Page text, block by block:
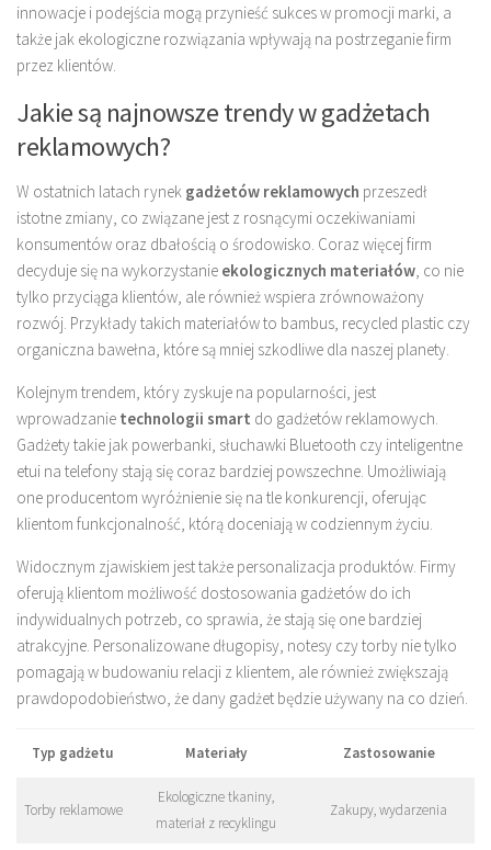
innowacje i podejścia mogą przynieść sukces w promocji marki, a
także jak ekologiczne rozwiązania wpływają na postrzeganie firm
przez klientów.
Jakie są najnowsze trendy w gadżetach
reklamowych?
W ostatnich latach rynek gadżetów reklamowych przeszedł
istotne zmiany, co związane jest z rosnącymi oczekiwaniami
konsumentów oraz dbałością o środowisko. Coraz więcej firm
decyduje się na wykorzystanie ekologicznych materiałów , co nie
tylko przyciąga klientów, ale również wspiera zrównoważony
rozwój. Przykłady takich materiałów to bambus, recycled plastic czy
organiczna bawełna, które są mniej szkodliwe dla naszej planety.
Kolejnym trendem, który zyskuje na popularności, jest
wprowadzanie technologii smart do gadżetów reklamowych.
Gadżety takie jak powerbanki, słuchawki Bluetooth czy inteligentne
etui na telefony stają się coraz bardziej powszechne. Umożliwiają
one producentom wyróżnienie się na tle konkurencji, oferując
klientom funkcjonalność, którą doceniają w codziennym życiu.
Widocznym zjawiskiem jest także personalizacja produktów. Firmy
oferują klientom możliwość dostosowania gadżetów do ich
indywidualnych potrzeb, co sprawia, że stają się one bardziej
atrakcyjne. Personalizowane długopisy, notesy czy torby nie tylko
pomagają w budowaniu relacji z klientem, ale również zwiększają
prawdopodobieństwo, że dany gadżet będzie używany na co dzień.
Typ gadżetu Materiały Zastosowanie
Torby reklamowe
Ekologiczne tkaniny,
materiał z recyklingu
Zakupy, wydarzenia